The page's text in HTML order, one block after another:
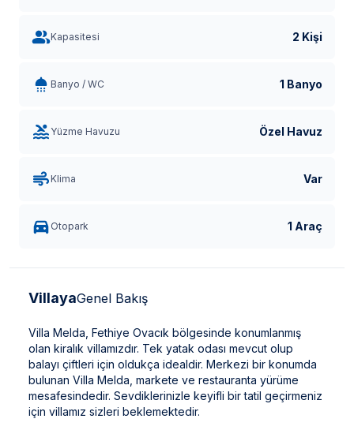
Kapasitesi 2 Kişi
Banyo / WC 1 Banyo
Yüzme Havuzu Özel Havuz
Klima Var
Otopark 1 Araç
VillayaGenel Bakış
Villa Melda, Fethiye Ovacık bölgesinde konumlanmış
olan kiralık villamızdır. Tek yatak odası mevcut olup
balayı çiftleri için oldukça idealdir. Merkezi bir konumda
bulunan Villa Melda, markete ve restauranta yürüme
mesafesindedir. Sevdiklerinizle keyifli bir tatil geçirmeniz
için villamız sizleri beklemektedir.